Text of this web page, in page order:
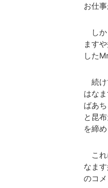
お仕
しか
ます
した
続け
はな
ばあ
と昆
を締め
これ
なま
のコ